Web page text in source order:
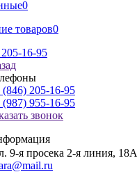
0
товаров0
16-95
(846) 205-16-95
(987) 955-16-95
звонок
9-я просека 2-я линия, 18А